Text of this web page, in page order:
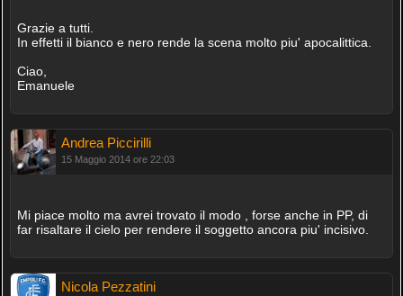
Grazie a tutti.
In effetti il bianco e nero rende la scena molto piu' apocalittica.
Ciao,
Emanuele
Andrea Piccirilli
15 Maggio 2014 ore 22:03
Mi piace molto ma avrei trovato il modo , forse anche in PP, di
far risaltare il cielo per rendere il soggetto ancora piu' incisivo.
Nicola Pezzatini